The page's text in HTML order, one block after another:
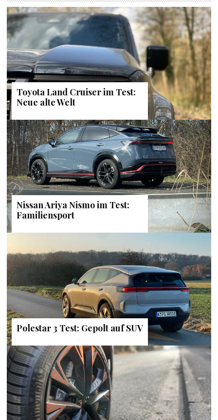
Toyota Land Cruiser im Test:
Neue alte Welt
Nissan Ariya Nismo im Test:
Familiensport
Polestar 3 Test: Gepolt auf SUV